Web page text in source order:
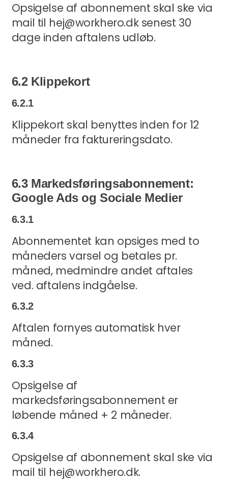
Opsigelse af abonnement skal ske via
mail til hej@workhero.dk senest 30
dage inden aftalens udløb.
6.2 Klippekort
6.2.1
Klippekort skal benyttes inden for 12
måneder fra faktureringsdato.
6.3 Markedsføringsabonnement:
Google Ads og Sociale Medier
6.3.1
Abonnementet kan opsiges med to
måneders varsel og betales pr.
måned, medmindre andet aftales
ved. aftalens indgåelse.
6.3.2
Aftalen fornyes automatisk hver
måned.
6.3.3
Opsigelse af
markedsføringsabonnement er
løbende måned + 2 måneder.
6.3.4
Opsigelse af abonnement skal ske via
mail til hej@workhero.dk.